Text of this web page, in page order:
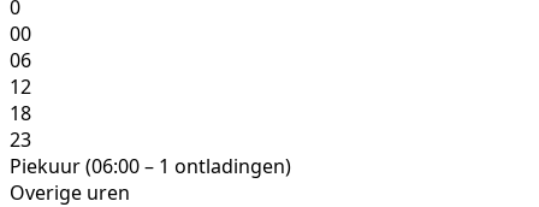
0
00
06
12
18
23
Piekuur (06:00 – 1 ontladingen)
Overige uren